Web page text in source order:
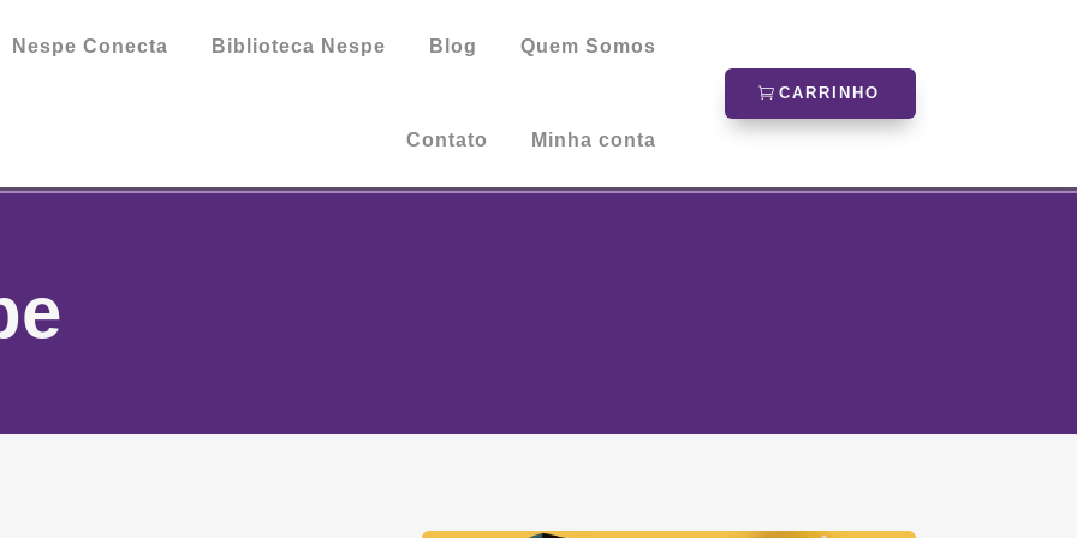
Nespe Conecta Biblioteca Nespe Blog Quem Somos
Contato Minha conta
CARRINHO